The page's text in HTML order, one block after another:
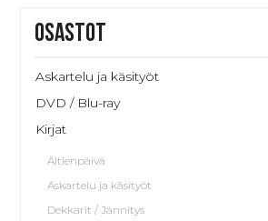
Osastot
Askartelu ja käsityöt
DVD / Blu-ray
Kirjat
Äitienpäivä
Askartelu ja käsityöt
Dekkarit / Jännitys